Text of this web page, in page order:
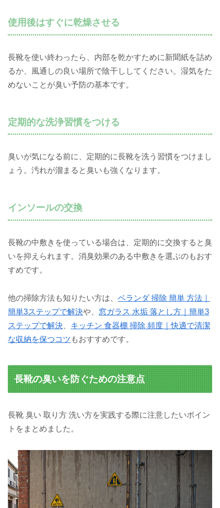
使用後はすぐに乾燥させる
長靴を使い終わったら、内部を乾かすために新聞紙を詰め
るか、風通しの良い場所で陰干ししてください。湿気をた
めないことが臭い予防の基本です。
定期的な洗浄習慣をつける
臭いが気になる前に、定期的に長靴を洗う習慣をつけまし
ょう。汚れが溜まると臭いも強くなります。
インソールの交換
長靴の中敷きを使っている場合は、定期的に交換すると臭
いを抑えられます。消臭効果のある中敷きを選ぶのもおす
すめです。
他の掃除方法も知りたい方は、 ベランダ 掃除 簡単 方法｜
簡単3ステップで解決や、 窓ガラス 水垢 落とし方｜簡単3
ステップで解決
キッチン 食器棚 掃除 頻度｜快適で清潔
な収納を保つコツ もおすすめです。
長靴の臭いを防ぐための注意点
長靴 臭い 取り方 洗い方を実践する際に注意したいポイン
トをまとめました。